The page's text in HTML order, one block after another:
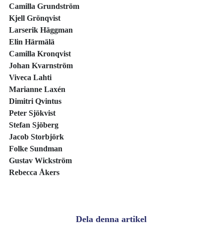
Camilla Grundström
Kjell Grönqvist
Larserik Häggman
Elin Härmälä
Camilla Kronqvist
Johan Kvarnström
Viveca Lahti
Marianne Laxén
Dimitri Qvintus
Peter Sjökvist
Stefan Sjöberg
Jacob Storbjörk
Folke Sundman
Gustav Wickström
Rebecca Åkers
Dela denna artikel